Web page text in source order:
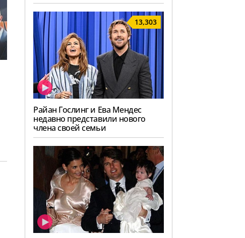
13,303
Райан Гослинг и Ева Мендес
недавно представили нового
члена своей семьи